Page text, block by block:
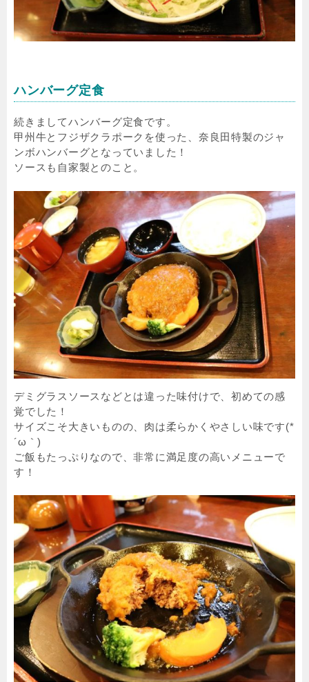
ハンバーグ定食
続きましてハンバーグ定食です。
甲州牛とフジザクラポークを使った、奈良田特製のジャ
ンボハンバーグとなっていました！
ソースも自家製とのこと。
デミグラスソースなどとは違った味付けで、初めての感
覚でした！
サイズこそ大きいものの、肉は柔らかくやさしい味です(*
´ω｀)
ご飯もたっぷりなので、非常に満足度の高いメニューで
す！